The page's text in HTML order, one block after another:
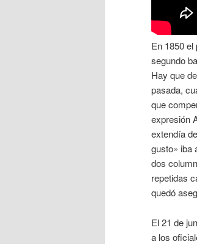
En 1850
segundo
Hay que
pasada,
que
expresión
extendía
gusto» iba
dos
repetidas
quedó
El 21 de
a los